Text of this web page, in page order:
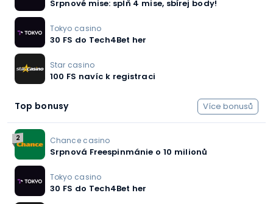
Srpnové mise: splň 4 mise, sbírej body!
Tokyo casino
30 FS do Tech4Bet her
Star casino
100 FS navíc k registraci
Top bonusy Více bonusů
2 Chance casino
Srpnová Freespinmánie o 10 milionů
Tokyo casino
30 FS do Tech4Bet her